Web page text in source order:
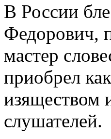
В России
Федорович,
мастер
приобрел
изяществом
слушателей.